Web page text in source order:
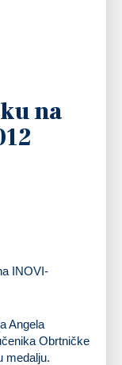
na
Angela
Obrtničke
medalju.